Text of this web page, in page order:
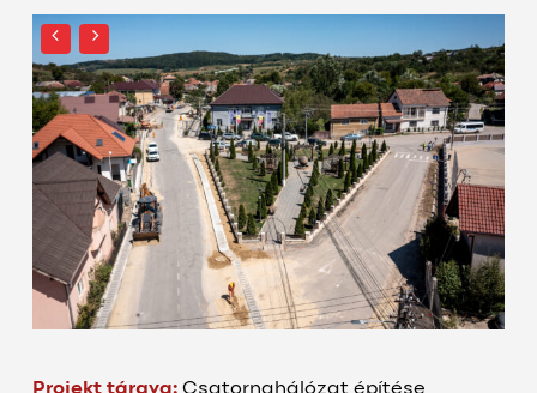
Projekt tárgya:Csatornahálózat építése